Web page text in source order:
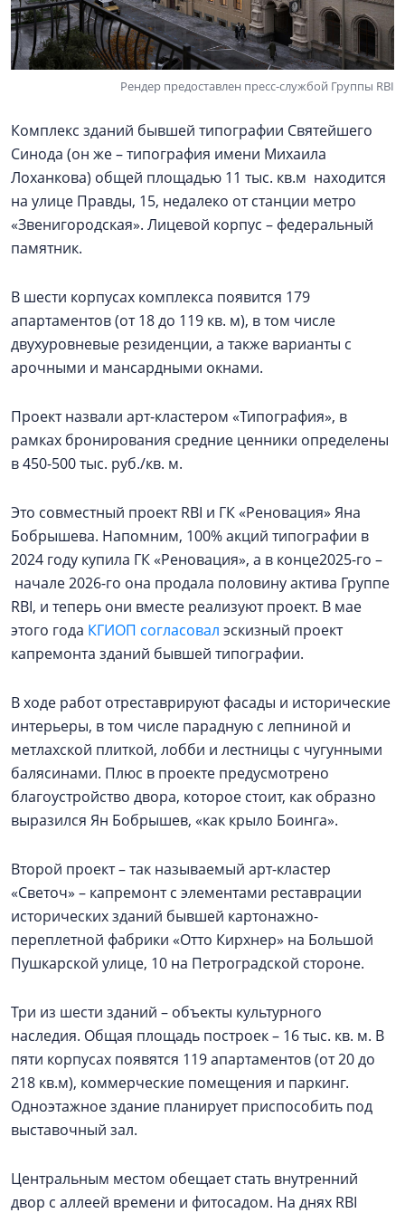
Рендер предоставлен пресс-службой Группы RBI
Комплекс зданий бывшей типографии Святейшего
Синода (он же – типография имени Михаила
Лоханкова) общей площадью 11 тыс. кв.м находится
на улице Правды, 15, недалеко от станции метро
«Звенигородская». Лицевой корпус – федеральный
памятник.
В шести корпусах комплекса появится 179
апартаментов (от 18 до 119 кв. м), в том числе
двухуровневые резиденции, а также варианты с
арочными и мансардными окнами.
Проект назвали арт-кластером «Типография», в
рамках бронирования средние ценники определены
в 450-500 тыс. руб./кв. м.
Это совместный проект RBI и ГК «Реновация» Яна
Бобрышева. Напомним, 100% акций типографии в
2024 году купила ГК «Реновация», а в конце2025-го –
начале 2026-го она продала половину актива Группе
RBI, и теперь они вместе реализуют проект. В мае
этого года КГИОП согласовал эскизный проект
капремонта зданий бывшей типографии.
В ходе работ отреставрируют фасады и исторические
интерьеры, в том числе парадную с лепниной и
метлахской плиткой, лобби и лестницы с чугунными
балясинами. Плюс в проекте предусмотрено
благоустройство двора, которое стоит, как образно
выразился Ян Бобрышев, «как крыло Боинга».
Второй проект – так называемый арт-кластер
«Светоч» – капремонт с элементами реставрации
исторических зданий бывшей картонажно-
переплетной фабрики «Отто Кирхнер» на Большой
Пушкарской улице, 10 на Петроградской стороне.
Три из шести зданий – объекты культурного
наследия. Общая площадь построек – 16 тыс. кв. м. В
пяти корпусах появятся 119 апартаментов (от 20 до
218 кв.м), коммерческие помещения и паркинг.
Одноэтажное здание планирует приспособить под
выставочный зал.
Центральным местом обещает стать внутренний
двор с аллеей времени и фитосадом. На днях RBI